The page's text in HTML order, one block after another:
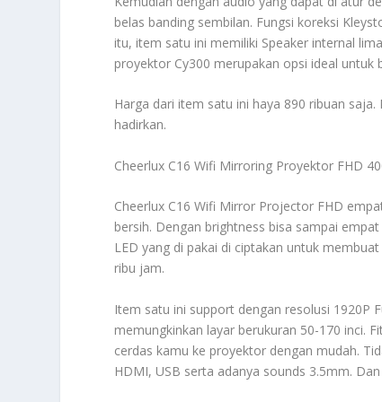
belas banding sembilan. Fungsi koreksi
itu, item satu ini memiliki Speaker internal
proyektor Cy300 merupakan opsi ideal
Harga dari item satu ini haya 890 ribuan
hadirkan.
Cheerlux C16 Wifi Mirroring Proyektor FHD
Cheerlux C16 Wifi Mirror Projector FHD
bersih. Dengan brightness bisa sampai
LED yang di pakai di ciptakan untuk
ribu jam.
Item satu ini support dengan resolusi 1920P
memungkinkan layar berukuran 50-170 inci.
cerdas kamu ke proyektor dengan mudah.
HDMI, USB serta adanya sounds 3.5mm.